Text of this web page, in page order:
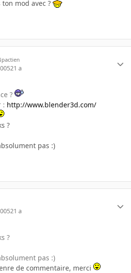
mod avec ?
21 a
?
: http://www.blender3d.com/
?
pas :)
21 a
?
pas :)
de commentaire, merci